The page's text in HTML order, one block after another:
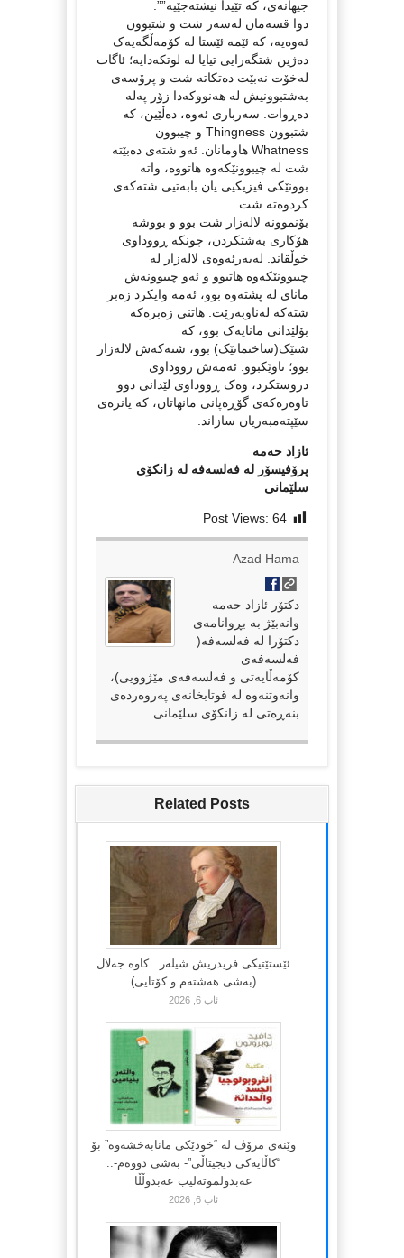
جیهانەی، کە تێیدا نیشتەجێیە””.
دوا قسەمان لەسەر شت و شتبوون
ئەوەیە، کە ئێمە ئێستا لە کۆمەڵگەیەک
دەژین شتگەرایی تیایا لە لوتکەدایە؛ ئاگات
لەخۆت نەبێت دەتکاتە شت و پرۆسەی
بەشتبوونیش لە هەنووکەدا زۆر پەلە
دەڕوات. سەرباری ئەوە، دەڵێین، کە
شتبوون Thingness و چیبوون
Whatness هاومانان. ئەو شتەی دەبێتە
شت لە چیبوونێکەوە هاتووە، واتە
بوونێکی فیزیکیی یان بابەتیی شتەکەی
کردوەتە شت.
بۆنموونە لالەزار شت بوو و بووشە
هۆکاری بەشتکردن، چونکە ڕووداوی
خوڵقاند. لەبەرئەوەی لالەزار لە
چیبوونێکەوە هاتبوو و ئەو چیبوونەش
مانای لە پشتەوە بوو، ئەمە وایکرد زەبر
شتەکە لەناوبەرێت. هاتنی زەبرەکە
بۆلێدانی مانایەک بوو، کە
شتێک(ساختمانێک) بوو، شتەکەش لالەزار
بوو؛ ناوێکبوو. ئەمەش رووداوی
دروستکرد، وەک ڕووداوی لێدانی دوو
تاوەرەکەی گۆڕەپانی مانهاتان، کە یانزەی
سێپتەمبەریان سازاند.
ئازاد حەمە
پرۆفیسۆر لە فەلسەفە لە زانکۆی
سلێمانی
Post Views: 64
Azad Hama
دکتۆر ئازاد حەمە
وانەبێژ بە بڕوانامەی
دکتۆرا لە فەلسەفە(
فەلسەفەی
کۆمەڵایەتی و فەلسەفەی مێژوویی)،
وانەوتنەوە لە قوتابخانەی پەروەردەی
بنەڕەتی لە زانکۆی سلێمانی.
Related Posts
ئێستێتیکی فریدریش شیلەر.. کاوە جەلال
(بەشی هەشتەم و کۆتایی)
ئاب 6, 2026
وێنەی مرۆڤ لە “خودێکی مانابەخشەوە” بۆ
“کاڵایەکی دیجیتاڵی”- بەشی دووەم-..
عەبدولموتەلیب عەبدوڵڵا
ئاب 6, 2026